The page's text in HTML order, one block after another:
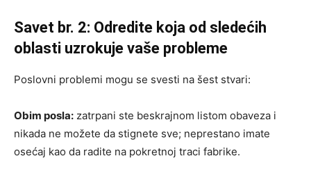
Savet br. 2: Odredite koja od sledećih
oblasti uzrokuje vaše probleme
Poslovni problemi mogu se svesti na šest stvari:
Obim posla: zatrpani ste beskrajnom listom obaveza i
nikada ne možete da stignete sve; neprestano imate
osećaj kao da radite na pokretnoj traci fabrike.